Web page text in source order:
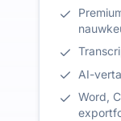
AI-
Word,